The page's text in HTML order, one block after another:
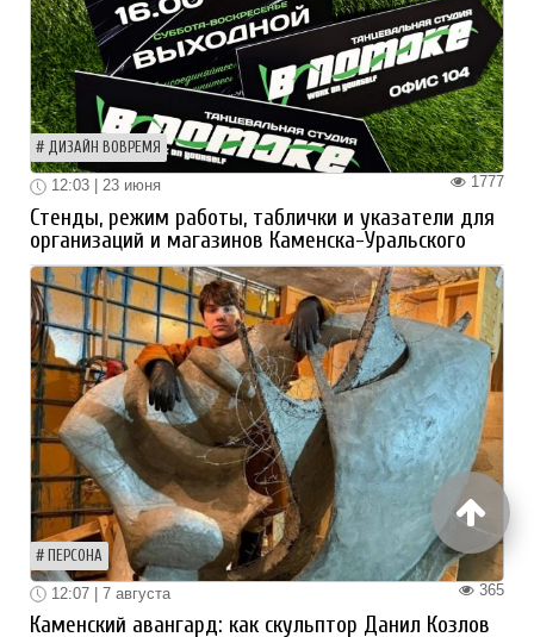
ДИЗАЙН ВОВРЕМЯ
1777
12:03 | 23 июня
Стенды, режим работы, таблички и указатели для
организаций и магазинов Каменска-Уральского
ПЕРСОНА
365
12:07 | 7 августа
Каменский авангард: как скульптор Данил Козлов